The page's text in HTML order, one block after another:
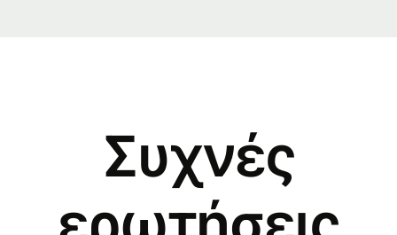
Συχνές